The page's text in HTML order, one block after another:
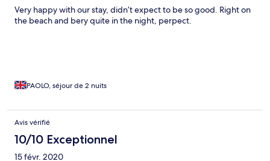
Very happy with our stay, didn’t expect to be so good. Right on
the beach and bery quite in the night, perpect.
PAOLO, séjour de 2 nuits
Avis vérifié
10/10 Exceptionnel
15 févr. 2020